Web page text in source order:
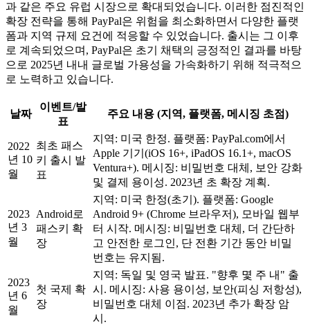
과 같은 주요 유럽 시장으로 확대되었습니다. 이러한 점진적인
확장 전략을 통해 PayPal은 위험을 최소화하면서 다양한 플랫
폼과 지역 규제 요건에 적응할 수 있었습니다. 출시는 그 이후
로 계속되었으며, PayPal은 초기 채택의 긍정적인 결과를 바탕
으로 2025년 내내 글로벌 가용성을 가속화하기 위해 적극적으
로 노력하고 있습니다.
날짜
이벤트/발
표
주요 내용 (지역, 플랫폼, 메시징 초점)
2022
년 10
월
최초 패스
키 출시 발
표
지역: 미국 한정. 플랫폼: PayPal.com에서
Apple 기기(iOS 16+, iPadOS 16.1+, macOS
Ventura+). 메시징: 비밀번호 대체, 보안 강화
및 결제 용이성. 2023년 초 확장 계획.
2023
년 3
월
Android로
패스키 확
장
지역: 미국 한정(초기). 플랫폼: Google
Android 9+ (Chrome 브라우저), 모바일 웹부
터 시작. 메시징: 비밀번호 대체, 더 간단하
고 안전한 로그인, 단 전환 기간 동안 비밀
번호는 유지됨.
2023
년 6
월
첫 국제 확
장
지역: 독일 및 영국 발표. "향후 몇 주 내" 출
시. 메시징: 사용 용이성, 보안(피싱 저항성),
비밀번호 대체 이점. 2023년 추가 확장 암
시.